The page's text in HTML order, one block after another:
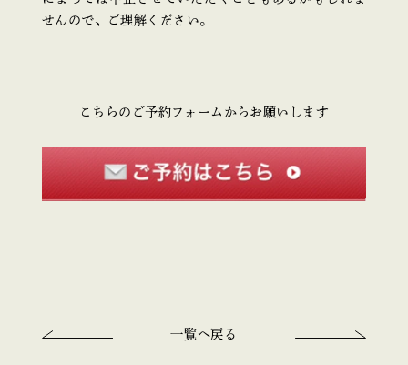
せんので、ご理解ください。
こちらのご予約フォームからお願いします
一覧へ戻る